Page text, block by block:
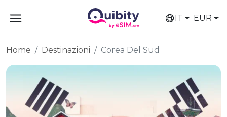
IT EUR
Home Destinazioni Corea Del Sud